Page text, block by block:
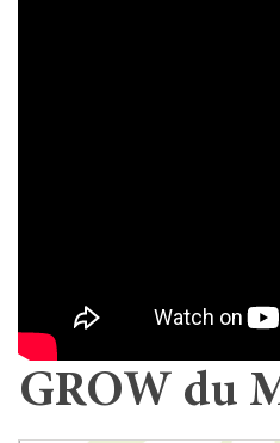
GROW du